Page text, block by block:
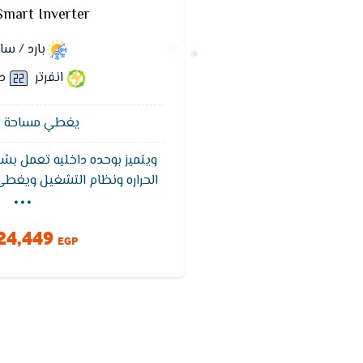
Inverter
بارد /
انفرتر
يغطي مساحة 12 متر²
ويتميز بوحده داخليه تعمل
الحراره ونظام التشغيل
التبريد ويتميز تكييف فريش
للوصول لدرجه الحراره
وخاصيه التنظيف الذاتى ويعمل
...
EGP